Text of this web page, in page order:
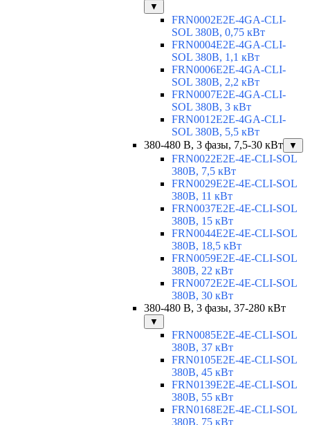
▼
FRN0002E2E-4GA-CLI-
SOL 380В, 0,75 кВт
FRN0004E2E-4GA-CLI-
SOL 380В, 1,1 кВт
FRN0006E2E-4GA-CLI-
SOL 380В, 2,2 кВт
FRN0007E2E-4GA-CLI-
SOL 380В, 3 кВт
FRN0012E2E-4GA-CLI-
SOL 380В, 5,5 кВт
380-480 В, 3 фазы, 7,5-30 кВт
▼
FRN0022E2E-4E-CLI-SOL
380В, 7,5 кВт
FRN0029E2E-4E-CLI-SOL
380В, 11 кВт
FRN0037E2E-4E-CLI-SOL
380В, 15 кВт
FRN0044E2E-4E-CLI-SOL
380В, 18,5 кВт
FRN0059E2E-4E-CLI-SOL
380В, 22 кВт
FRN0072E2E-4E-CLI-SOL
380В, 30 кВт
380-480 В, 3 фазы, 37-280 кВт
▼
FRN0085E2E-4E-CLI-SOL
380В, 37 кВт
FRN0105E2E-4E-CLI-SOL
380В, 45 кВт
FRN0139E2E-4E-CLI-SOL
380В, 55 кВт
FRN0168E2E-4E-CLI-SOL
380В, 75 кВт